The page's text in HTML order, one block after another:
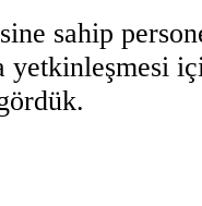
sahip
yetkinleşmesi